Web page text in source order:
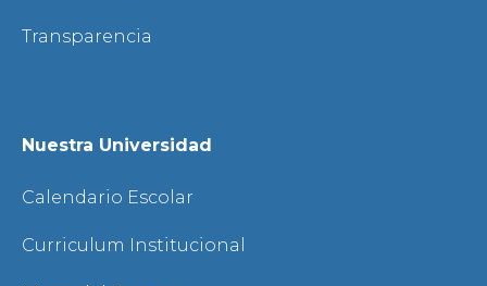
Transparencia
Nuestra Universidad
Calendario Escolar
Curriculum Institucional